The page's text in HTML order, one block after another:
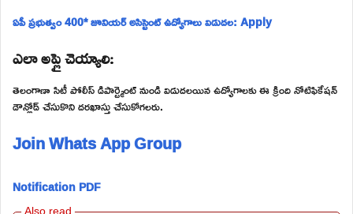
ఏపీ ప్రభుత్వం 400* జూనియర్ అసిస్టెంట్ ఉద్యోగాలు విడుదల: Apply
ఎలా అప్లై చెయ్యాలి:
తెలంగాణా సిటీ పోలీస్ డిపార్ట్మెంట్ నుండి విడుదలయిన ఉద్యోగాలకు ఈ క్రింది నోటిఫికేషన్
డౌన్లోడ్ చేసుకొని దరఖాస్తు చేసుకోగలరు.
Join Whats App Group
Notification PDF